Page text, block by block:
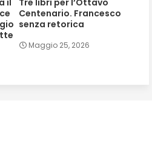
Centenario. Francesco
senza retorica
Maggio 25, 2026